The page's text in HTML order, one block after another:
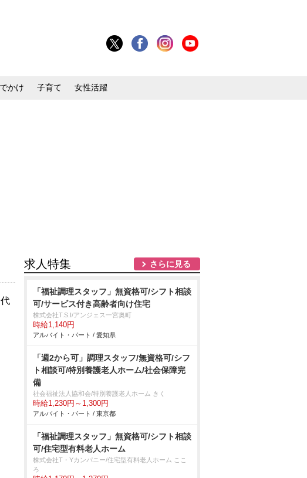
かけ 子育て 女性活躍
求人特集 さらに見る
「福祉調理スタッフ」無資格可/シフト相談
可/サービス付き高齢者向け住宅
株式会社T.S.I/アンジェス一宮奥町
時給1,140円
アルバイト・パート / 愛知県
「週2から可」調理スタッフ/無資格可/シフ
ト相談可/特別養護老人ホーム/社会保障完
備
社会福祉法人協和会/特別養護老人ホーム きく
時給1,230円～1,300円
アルバイト・パート / 東京都
「福祉調理スタッフ」無資格可/シフト相談
可/住宅型有料老人ホーム
株式会社T・Yカンパニー/住宅型有料老人ホーム ここ
ろ